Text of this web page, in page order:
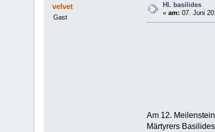
velvet
Gast
Hl. basilides
«am: 07. Juni
Am 12.
Märtyrers